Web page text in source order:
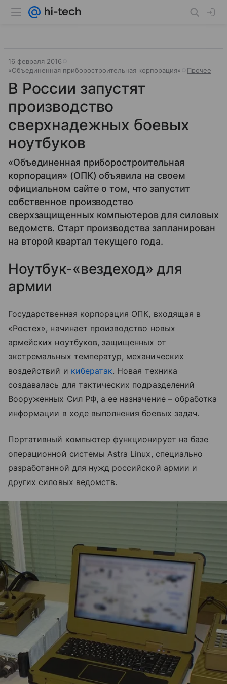
16 февраля 2016
«Объединенная приборостроительная корпорация»
Прочее
В России запустят
производство
сверхнадежных боевых
ноутбуков
«Объединенная приборостроительная
корпорация» (ОПК) объявила на своем
официальном сайте о том, что запустит
собственное производство
сверхзащищенных компьютеров для силовых
ведомств. Старт производства запланирован
на второй квартал текущего года.
Ноутбук-«вездеход» для
армии
Государственная корпорация ОПК, входящая в
«Ростех», начинает производство новых
армейских ноутбуков, защищенных от
экстремальных температур, механических
воздействий и кибератак. Новая техника
создавалась для тактических подразделений
Вооруженных Сил РФ, а ее назначение – обработка
информации в ходе выполнения боевых задач.
Портативный компьютер функционирует на базе
операционной системы Astra Linux, специально
разработанной для нужд российской армии и
других силовых ведомств.